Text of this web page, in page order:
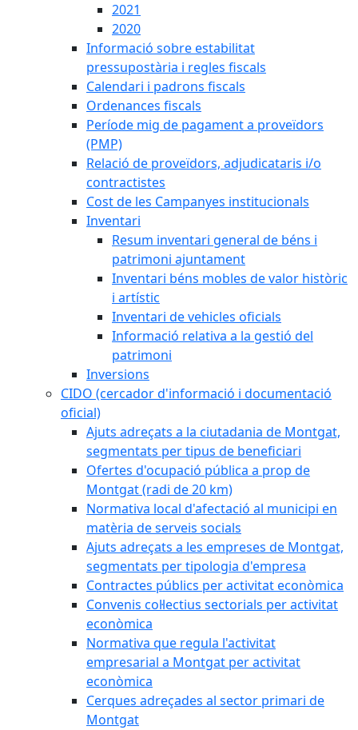
2021
2020
Informació sobre estabilitat
pressupostària i regles fiscals
Calendari i padrons fiscals
Ordenances fiscals
Període mig de pagament a proveïdors
(PMP)
Relació de proveïdors, adjudicataris i/o
contractistes
Cost de les Campanyes institucionals
Inventari
Resum inventari general de béns i
patrimoni ajuntament
Inventari béns mobles de valor històric
i artístic
Inventari de vehicles oficials
Informació relativa a la gestió del
patrimoni
Inversions
CIDO (cercador d'informació i documentació
oficial)
Ajuts adreçats a la ciutadania de Montgat,
segmentats per tipus de beneficiari
Ofertes d'ocupació pública a prop de
Montgat (radi de 20 km)
Normativa local d'afectació al municipi en
matèria de serveis socials
Ajuts adreçats a les empreses de Montgat,
segmentats per tipologia d'empresa
Contractes públics per activitat econòmica
Convenis col·lectius sectorials per activitat
econòmica
Normativa que regula l'activitat
empresarial a Montgat per activitat
econòmica
Cerques adreçades al sector primari de
Montgat